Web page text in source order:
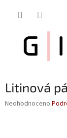
Litinová
Průměrné
Neohodnoceno